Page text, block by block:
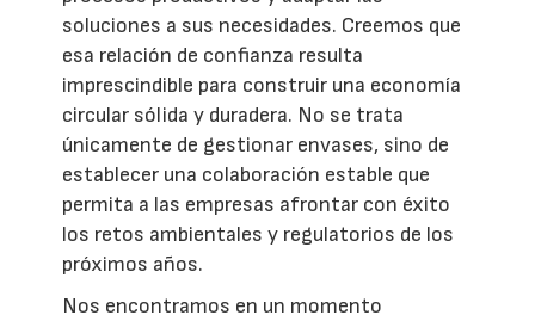
soluciones a sus necesidades. Creemos que
esa relación de confianza resulta
imprescindible para construir una economía
circular sólida y duradera. No se trata
únicamente de gestionar envases, sino de
establecer una colaboración estable que
permita a las empresas afrontar con éxito
los retos ambientales y regulatorios de los
próximos años.
Nos encontramos en un momento